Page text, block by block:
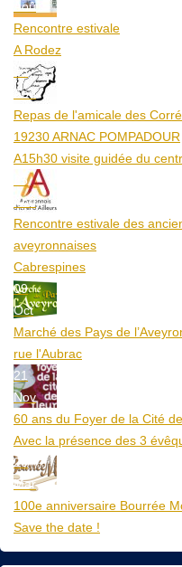
Aoû
Rencontre estivale
A Rodez
23
Aoû
Repas de l'amicale des
19230 ARNAC POMPADOUR
A15h30 visite guidée du
25
Aoû
Rencontre estivale des
aveyronnaises
Cabrespines
09
Oct
Marché des Pays de
rue l'Aubrac
21
Nov
60 ans du Foyer de la Cité
Avec la présence des 3
20
Mar
100e anniversaire Bourrée
Save the date !